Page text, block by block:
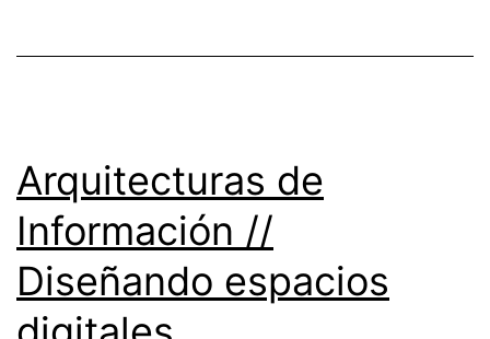
cerrados
Arquitecturas de
Información //
Diseñando espacios